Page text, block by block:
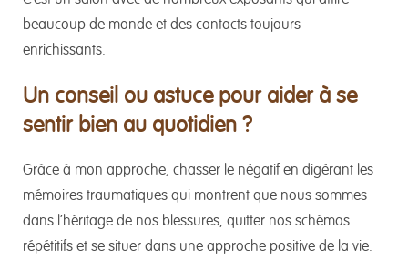
beaucoup de monde et des contacts toujours
enrichissants.
Un conseil ou astuce pour aider à se
sentir bien au quotidien ?
Grâce à mon approche, chasser le négatif en digérant les
mémoires traumatiques qui montrent que nous sommes
dans l’héritage de nos blessures, quitter nos schémas
répétitifs et se situer dans une approche positive de la vie.